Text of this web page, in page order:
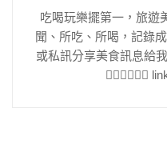
吃喝玩樂擺第一，旅遊
聞、所吃、所喝，記錄
或私訊分享美食訊息給